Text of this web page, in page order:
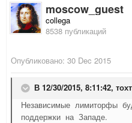
moscow_guest
collega
8538 публикаций
Опубликовано: 30 Dec 2015
В 12/30/2015, 8:11:42,
Независимые лимиторфы
поддержки на Западе.